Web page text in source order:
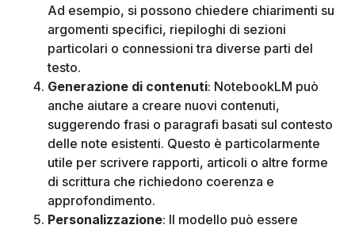
Ad esempio, si possono chiedere chiarimenti su
argomenti specifici, riepiloghi di sezioni
particolari o connessioni tra diverse parti del
testo.
Generazione di contenuti: NotebookLM può
anche aiutare a creare nuovi contenuti,
suggerendo frasi o paragrafi basati sul contesto
delle note esistenti. Questo è particolarmente
utile per scrivere rapporti, articoli o altre forme
di scrittura che richiedono coerenza e
approfondimento.
Personalizzazione: Il modello può essere